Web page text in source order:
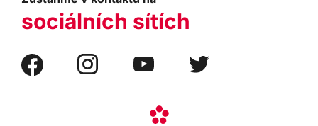
sociálních sítích